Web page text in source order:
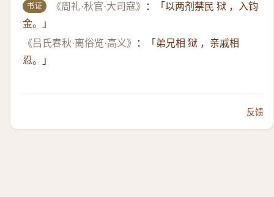
书证 《周礼·秋官·大司寇》 ：
「以两剂禁民 狱 ，入钧
金。」
《吕氏春秋·离俗览·高义》
：
「弟兄相 狱 ，亲戚相
忍。」
反馈